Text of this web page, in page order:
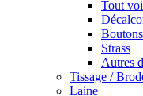
Tout
Boutons
Strass
Autres
Tissage /
Laine